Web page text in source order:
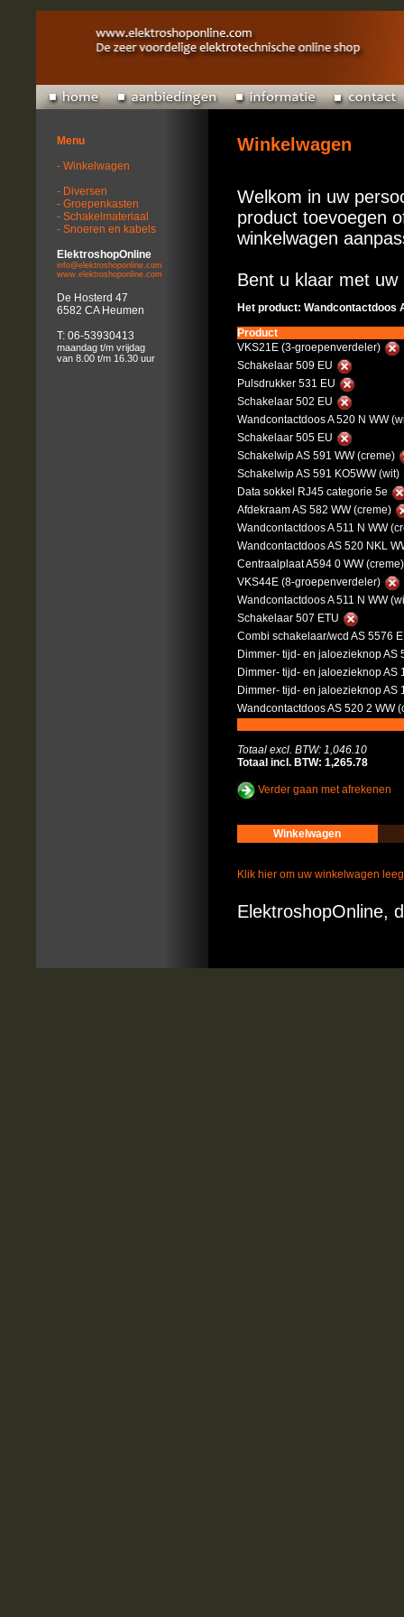
Menu
- Winkelwagen
- Diversen
- Groepenkasten
- Schakelmateriaal
- Snoeren en kabels
ElektroshopOnline
info@elektroshoponline.com
www.elektroshoponline.com
De Hosterd 47
6582 CA Heumen
T: 06-53930413
maandag t/m vrijdag
van 8.00 t/m 16.30 uur
Winkelwagen
Welkom in uw
product toevoegen
winkelwagen
Bent u klaar met
Het product: Wandcontactdoos
Product
VKS21E (3-groepenverdeler)
Schakelaar 509 EU
Pulsdrukker 531 EU
Schakelaar 502 EU
Wandcontactdoos A 520 N WW
Schakelaar 505 EU
Schakelwip AS 591 WW (creme)
Schakelwip AS 591 KO5WW (wit)
Data sokkel RJ45 categorie 5e
Afdekraam AS 582 WW (creme)
Wandcontactdoos A 511 N WW
Wandcontactdoos AS 520 NKL
Centraalplaat A594 0 WW
VKS44E (8-groepenverdeler)
Wandcontactdoos A 511 N WW
Schakelaar 507 ETU
Combi schakelaar/wcd AS 5576
Dimmer- tijd- en jaloezieknop AS
Dimmer- tijd- en jaloezieknop AS
Dimmer- tijd- en jaloezieknop AS
Wandcontactdoos AS 520 2 WW
Totaal excl. BTW: 1,046.10
Totaal incl. BTW: 1,265.78
Verder gaan met afrekenen
Winkelwagen
Klik hier om uw winkelwagen
ElektroshopOnline,